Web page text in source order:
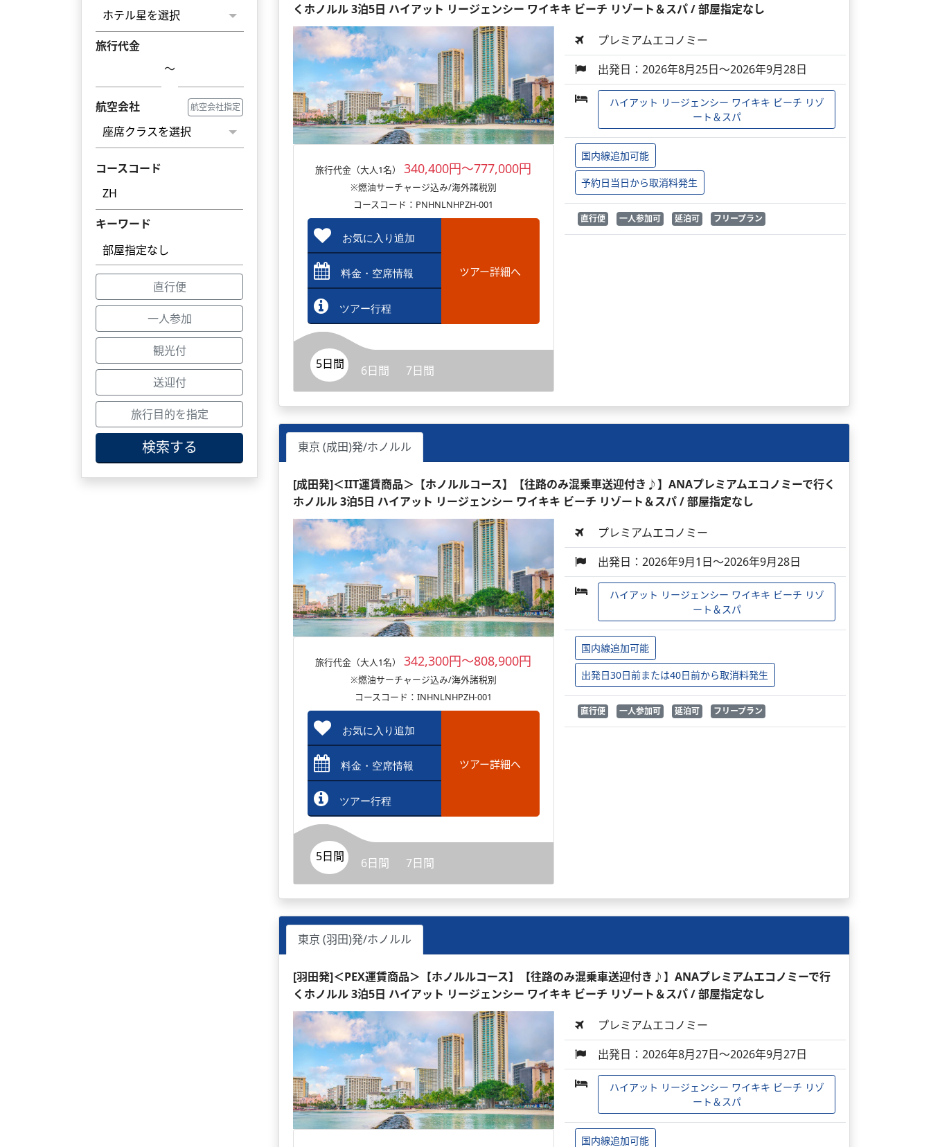
旅行代金
～
航空会社 航空会社指定
コースコード
キーワード
直行便
一人参加
観光付
送迎付
旅行目的を指定
検索する
くホノルル 3泊5日 ハイアット リージェンシー ワイキキ ビーチ リゾート＆スパ / 部屋指定なし
旅行代金（大人1名） 340,400円～777,000円
※燃油サーチャージ込み/海外諸税別
コースコード：PNHNLNHPZH-001
お気に入り追加
料金・空席情報
ツアー行程
ツアー詳細へ
5日間 6日間 7日間
プレミアムエコノミー
出発日：2026年8月25日～2026年9月28日
ハイアット リージェンシー ワイキキ ビーチ リゾ
ート＆スパ
国内線追加可能
予約日当日から取消料発生
直行便 一人参加可 延泊可 フリープラン
東京 (成田)発/ホノルル
[成田発]＜IIT運賃商品＞【ホノルルコース】【往路のみ混乗車送迎付き♪】ANAプレミアムエコノミーで行く
ホノルル 3泊5日 ハイアット リージェンシー ワイキキ ビーチ リゾート＆スパ / 部屋指定なし
旅行代金（大人1名） 342,300円～808,900円
※燃油サーチャージ込み/海外諸税別
コースコード：INHNLNHPZH-001
お気に入り追加
料金・空席情報
ツアー行程
ツアー詳細へ
5日間 6日間 7日間
プレミアムエコノミー
出発日：2026年9月1日～2026年9月28日
ハイアット リージェンシー ワイキキ ビーチ リゾ
ート＆スパ
国内線追加可能
出発日30日前または40日前から取消料発生
直行便 一人参加可 延泊可 フリープラン
東京 (羽田)発/ホノルル
[羽田発]＜PEX運賃商品＞【ホノルルコース】【往路のみ混乗車送迎付き♪】ANAプレミアムエコノミーで行
くホノルル 3泊5日 ハイアット リージェンシー ワイキキ ビーチ リゾート＆スパ / 部屋指定なし
プレミアムエコノミー
出発日：2026年8月27日～2026年9月27日
ハイアット リージェンシー ワイキキ ビーチ リゾ
ート＆スパ
国内線追加可能